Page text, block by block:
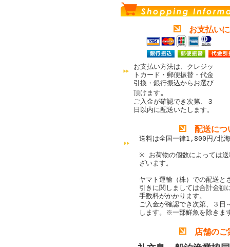
お支払い
お支払い方法は、クレジッ
トカード・郵便振替・代金
引換・銀行振込からお選び
頂けます。
ご入金が確認でき次第、３
日以内に配送いたします。
配送につ
送料は全国一律1,800円/北
※ お荷物の個数によっては送
ざいます。
ヤマト運輸（株）での配送と
引きに関しましては合計金額
手数料がかかります。
ご入金が確認でき次第、３日
します。
※一部鮮魚を除きま
店舗のご